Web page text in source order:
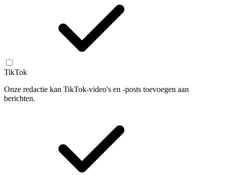
TikTok
Onze redactie kan TikTok-video's en -posts toevoegen aan
berichten.